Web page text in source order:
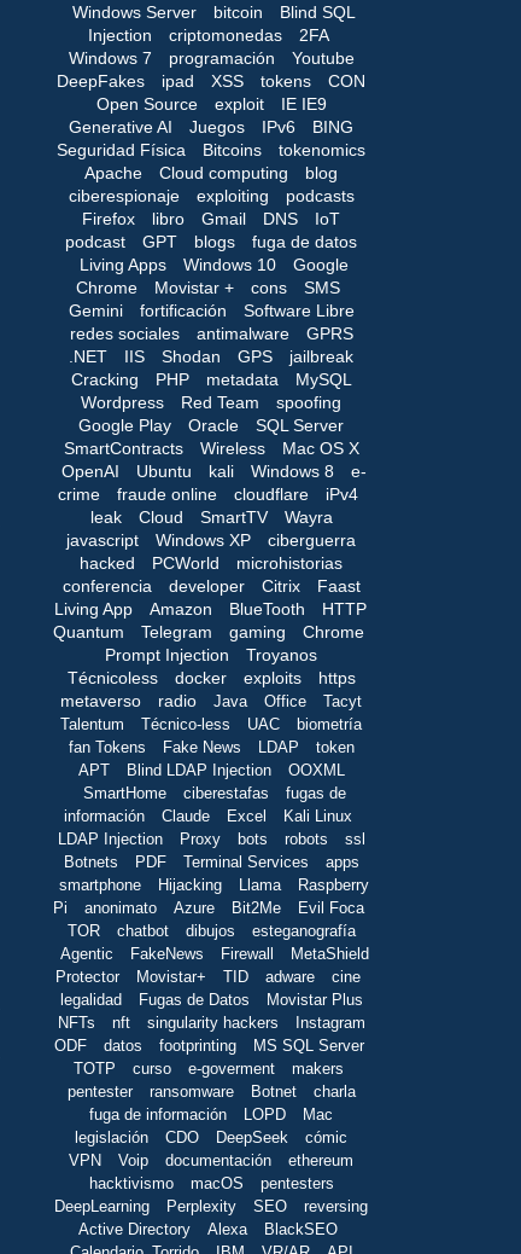
Windows Server
bitcoin
Blind SQL
Injection
criptomonedas
2FA
Windows 7
programación
Youtube
DeepFakes
ipad XSS tokens
CON
Open Source
exploit
IE IE9
Generative AI
Juegos IPv6
BING
Seguridad Física
Bitcoins
tokenomics
Apache
Cloud computing
blog
ciberespionaje
exploiting
podcasts
Firefox
libro Gmail DNS
IoT
podcast
GPT blogs
fuga de datos
Living Apps
Windows 10
Google
Chrome
Movistar + cons
SMS
Gemini
fortificación
Software Libre
redes sociales
antimalware
GPRS
.NET
IIS Shodan GPS
jailbreak
Cracking
PHP metadata
MySQL
Wordpress
Red Team
spoofing
Google Play
Oracle
SQL Server
SmartContracts
Wireless
Mac OS X
OpenAI
Ubuntu kali Windows 8
e-
crime
fraude online cloudflare
iPv4
leak
Cloud SmartTV
Wayra
javascript
Windows XP
ciberguerra
hacked
PCWorld
microhistorias
conferencia
developer Citrix
Faast
Living App
Amazon BlueTooth
HTTP
Quantum
Telegram gaming
Chrome
Prompt Injection
Troyanos
Técnicoless
docker exploits
https
metaverso
radio Java Office
Tacyt
Talentum
Técnico-less UAC
biometría
fan Tokens
Fake News LDAP
token
APT
Blind LDAP Injection
OOXML
SmartHome
ciberestafas
fugas de
información
Claude Excel
Kali Linux
LDAP Injection
Proxy bots robots
ssl
Botnets
PDF Terminal Services
apps
smartphone
Hijacking Llama
Raspberry
Pi
anonimato Azure Bit2Me
Evil Foca
TOR
chatbot dibujos
esteganografía
Agentic
FakeNews Firewall
MetaShield
Protector
Movistar+ TID adware
cine
legalidad
Fugas de Datos
Movistar Plus
NFTs
nft singularity hackers
Instagram
ODF
datos footprinting
MS SQL Server
TOTP
curso e-goverment
makers
pentester
ransomware Botnet
charla
fuga de información
LOPD
Mac
legislación
CDO DeepSeek
cómic
VPN
Voip documentación
ethereum
hacktivismo
macOS
pentesters
DeepLearning
Perplexity SEO
reversing
Active Directory
Alexa
BlackSEO